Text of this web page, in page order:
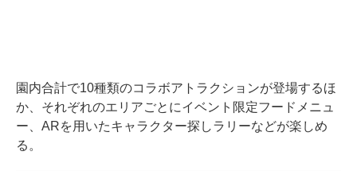
園内合計で10種類のコラボアトラクションが登場するほ
か、それぞれのエリアごとにイベント限定フードメニュ
ー、ARを用いたキャラクター探しラリーなどが楽しめ
る。